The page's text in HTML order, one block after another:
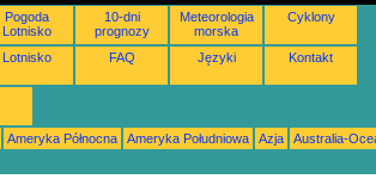
Pogoda
Lotnisko
10-dni
prognozy
Meteorologia
morska
Cyklony
Lotnisko FAQ Języki Kontakt
Ameryka Północna Ameryka Południowa Azja
Australia-